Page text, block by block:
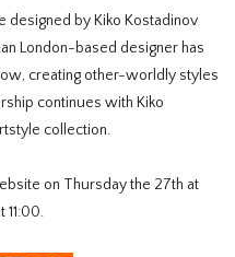
designed by Kiko Kostadinov
London-based designer has
creating other-worldly styles
continues with Kiko
collection.
on Thursday the 27th at